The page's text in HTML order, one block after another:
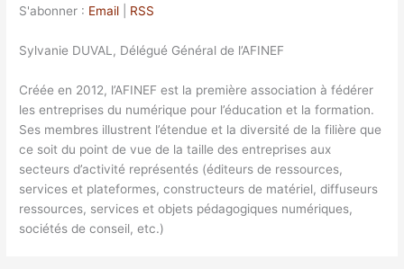
S'abonner : Email RSS
Sylvanie DUVAL, Délégué Général de l’AFINEF
Créée en 2012, l’AFINEF est la première association à fédérer
les entreprises du numérique pour l’éducation et la formation.
Ses membres illustrent l’étendue et la diversité de la filière que
ce soit du point de vue de la taille des entreprises aux
secteurs d’activité représentés (éditeurs de ressources,
services et plateformes, constructeurs de matériel, diffuseurs
ressources, services et objets pédagogiques numériques,
sociétés de conseil, etc.)